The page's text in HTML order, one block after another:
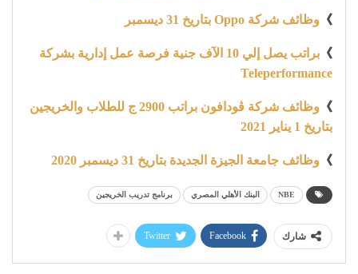
》 وظائف شركة Oppo بتاريخ 31 ديسمبر
》
براتب يصل إلي 10 الآف جنية فرصة عمل إدارية بشركة
Teleperformance
》
وظائف شركة ڤودافون براتب 2900 ج للطلاب والخريجين
بتاريخ 1 يناير 2021
》 وظائف جامعة الجيزة الجديدة بتاريخ 31 ديسمبر 2020
NBE البنك الأهلي المصري برنامج تدريب الخريجين
شارك Facebook
Twitter